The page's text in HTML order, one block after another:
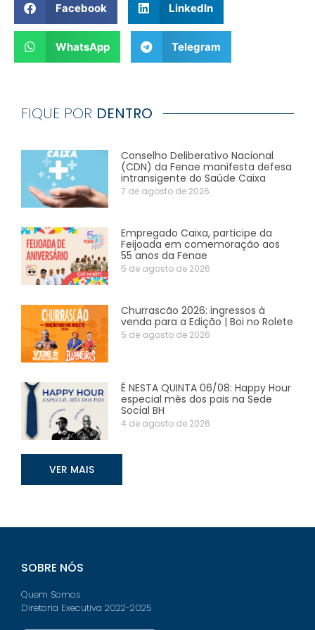
Facebook LinkedIn
WhatsApp Telegram
FIQUE POR DENTRO
Conselho Deliberativo Nacional
(CDN) da Fenae manifesta defesa
intransigente do Saúde Caixa
7 de agosto de 2026
Empregado Caixa, participe da
Feijoada em comemoração aos
55 anos da Fenae
5 de agosto de 2026
Churrascão 2026: ingressos à
venda para a Edição | Boi no Rolete
5 de agosto de 2026
É NESTA QUINTA 06/08: Happy Hour
especial mês dos pais na Sede
Social BH
4 de agosto de 2026
VER MAIS
SOBRE NÓS
Quem Somos
Diretoria Executiva 2022-2025